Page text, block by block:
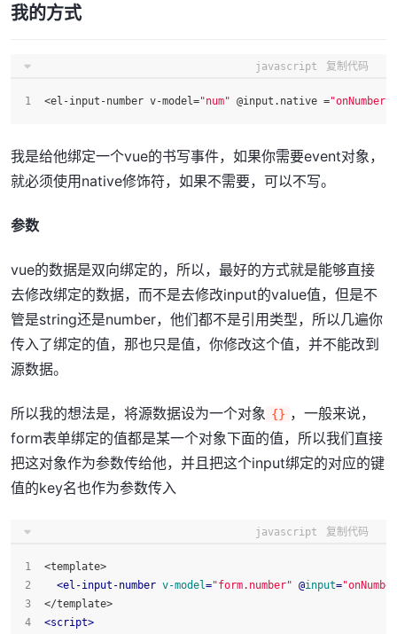
我的方式
javascript 复制代码
<el-input-number v-model="num" @input. native =
我是给他绑定一个vue的书写事件，如果你需要event对象，
就必须使用native修饰符，如果不需要，可以不写。
参数
vue的数据是双向绑定的，所以，最好的方式就是能够直接
去修改绑定的数据，而不是去修改input的value值，但是不
管是string还是number，他们都不是引用类型，所以几遍你
传入了绑定的值，那也只是值，你修改这个值，并不能改到
源数据。
所以我的想法是，将源数据设为一个对象 {} ，一般来说，
form表单绑定的值都是某一个对象下面的值，所以我们直接
把这对象作为参数传给他，并且把这个input绑定的对应的键
值的key名也作为参数传入
javascript 复制代码
<template>
<el-input-number v-model="form.number" @input=
</template>
<script>